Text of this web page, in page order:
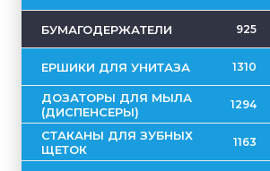
БУМАГОДЕРЖАТЕЛИ 925
ЕРШИКИ ДЛЯ УНИТАЗА 1310
ДОЗАТОРЫ ДЛЯ МЫЛА
(ДИСПЕНСЕРЫ)
1294
СТАКАНЫ ДЛЯ ЗУБНЫХ
ЩЕТОК
1163